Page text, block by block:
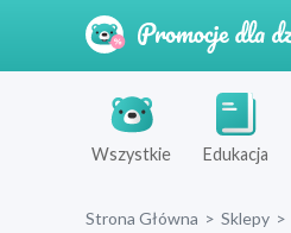
Wszystkie Edukacja
Strona Główna > Sklepy >